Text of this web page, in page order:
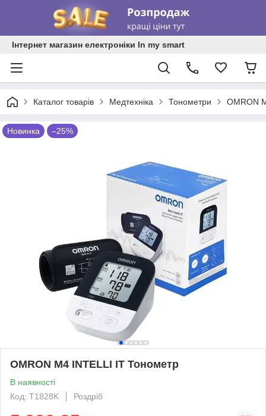
Інтернет магазин електроніки In my smart
Каталог товарів Медтехніка Тонометри OMRON
Новинка –25%
OMRON M4 INTELLI IT Тонометр
В наявності
Код: T1828K
Роздріб